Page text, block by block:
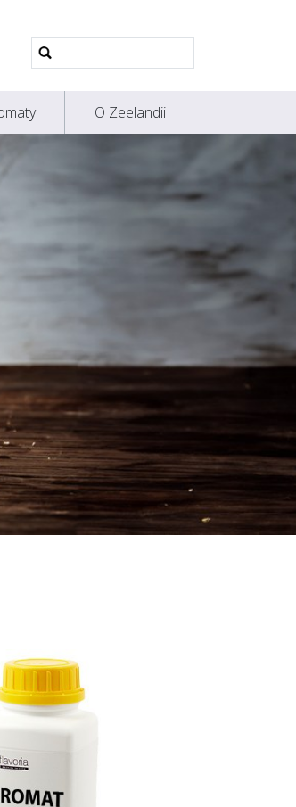
Wyszukiwanie
Zaawansowane...
O Zeelandii